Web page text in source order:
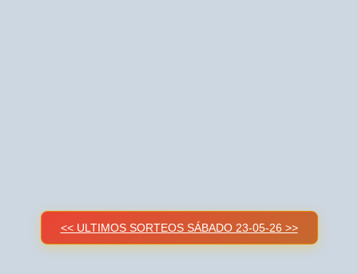
<< ULTIMOS SORTEOS SÁBADO 23-05-26 >>